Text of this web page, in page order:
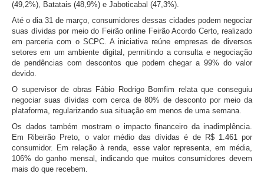
(49,2%), Batatais (48,9%) e Jaboticabal (47,3%).
Até o dia 31 de março, consumidores dessas cidades podem negociar
suas dívidas por meio do Feirão online Feirão Acordo Certo, realizado
em parceria com o SCPC. A iniciativa reúne empresas de diversos
setores em um ambiente digital, permitindo a consulta e negociação
de pendências com descontos que podem chegar a 99% do valor
devido.
O supervisor de obras Fábio Rodrigo Bomfim relata que conseguiu
negociar suas dívidas com cerca de 80% de desconto por meio da
plataforma, regularizando sua situação em menos de uma semana.
Os dados também mostram o impacto financeiro da inadimplência.
Em Ribeirão Preto, o valor médio das dívidas é de R$ 1.461 por
consumidor. Em relação à renda, esse valor representa, em média,
106% do ganho mensal, indicando que muitos consumidores devem
mais do que recebem.